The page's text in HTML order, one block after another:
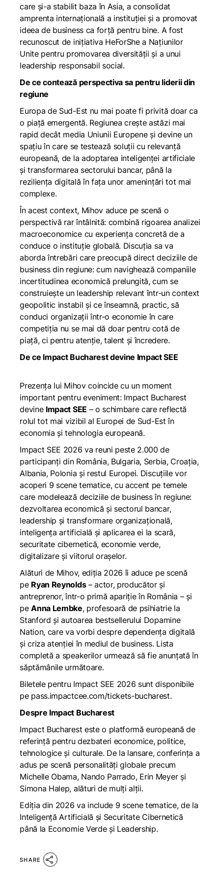
care și-a stabilit baza în Asia, a consolidat
amprenta internațională a instituției și a promovat
ideea de business ca forță pentru bine. A fost
recunoscut de inițiativa HeForShe a Națiunilor
Unite pentru promovarea diversității și a unui
leadership responsabil social.
De ce contează perspectiva sa pentru liderii din
regiune
Europa de Sud-Est nu mai poate fi privită doar ca
o piață emergentă. Regiunea crește astăzi mai
rapid decât media Uniunii Europene și devine un
spațiu în care se testează soluții cu relevanță
europeană, de la adoptarea inteligenței artificiale
și transformarea sectorului bancar, până la
reziliența digitală în fața unor amenințări tot mai
complexe.
În acest context, Mihov aduce pe scenă o
perspectivă rar întâlnită: combină rigoarea analizei
macroeconomice cu experiența concretă de a
conduce o instituție globală. Discuția sa va
aborda întrebări care preocupă direct deciziile de
business din regiune: cum navighează companiile
incertitudinea economică prelungită, cum se
construiește un leadership relevant într-un context
geopolitic instabil și ce înseamnă, practic, să
conduci organizații într-o economie în care
competiția nu se mai dă doar pentru cotă de
piață, ci pentru atenție, talent și încredere.
De ce Impact Bucharest devine Impact SEE
Prezența lui Mihov coincide cu un moment
important pentru eveniment: Impact Bucharest
devine Impact SEE – o schimbare care reflectă
rolul tot mai vizibil al Europei de Sud-Est în
economia și tehnologia europeană.
Impact SEE 2026 va reuni peste 2.000 de
participanți din România, Bulgaria, Serbia, Croația,
Albania, Polonia și restul Europei. Discuțiile vor
acoperi 9 scene tematice, cu accent pe temele
care modelează deciziile de business în regiune:
dezvoltarea economică și sectorul bancar,
leadership și transformare organizațională,
inteligența artificială și aplicarea ei la scară,
securitate cibernetică, economie verde,
digitalizare și viitorul orașelor.
Alături de Mihov, ediția 2026 îi aduce pe scenă
pe Ryan Reynolds– actor, producător și
antreprenor, într-o primă apariție în România – și
peAnna Lembke, profesoară de psihiatrie la
Stanford și autoarea bestsellerului Dopamine
Nation, care va vorbi despre dependența digitală
și criza atenției în mediul de business. Lista
completă a speakerilor urmează să fie anunțată în
săptămânile următoare.
Biletele pentru Impact SEE 2026 sunt disponibile
pe pass.impactcee.com/tickets-bucharest.
Despre Impact Bucharest
Impact Bucharest este o platformă europeană de
referință pentru dezbateri economice, politice,
tehnologice și culturale. De la lansare, conferința a
adus pe scenă personalități globale precum
Michelle Obama, Nando Parrado, Erin Meyer și
Simona Halep, alături de mulți alții.
Ediția din 2026 va include 9 scene tematice, de la
Inteligență Artificială și Securitate Cibernetică
până la Economie Verde și Leadership.
SHARE